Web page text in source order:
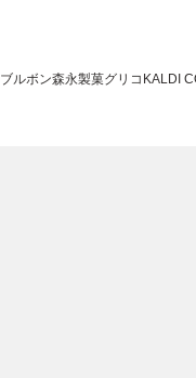
ブルボン森永製菓グリコ KALDI